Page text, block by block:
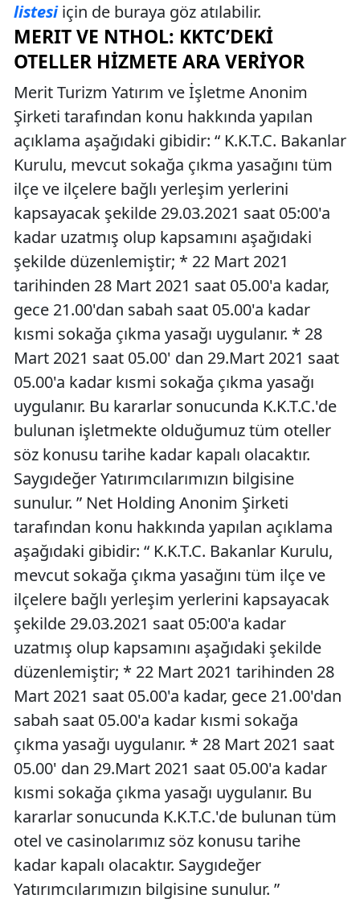
listesiiçin de buraya göz atılabilir.
MERIT VE NTHOL: KKTC’DEKI
OTELLER HIZMETE ARA VERIYOR
Merit Turizm Yatırım ve İşletme Anonim
Şirketi tarafından konu hakkında yapılan
açıklama aşağıdaki gibidir: “ K.K.T.C. Bakanlar
Kurulu, mevcut sokağa çıkma yasağını tüm
ilçe ve ilçelere bağlı yerleşim yerlerini
kapsayacak şekilde 29.03.2021 saat 05:00'a
kadar uzatmış olup kapsamını aşağıdaki
şekilde düzenlemiştir; * 22 Mart 2021
tarihinden 28 Mart 2021 saat 05.00'a kadar,
gece 21.00'dan sabah saat 05.00'a kadar
kısmi sokağa çıkma yasağı uygulanır. * 28
Mart 2021 saat 05.00' dan 29.Mart 2021 saat
05.00'a kadar kısmi sokağa çıkma yasağı
uygulanır. Bu kararlar sonucunda K.K.T.C.'de
bulunan işletmekte olduğumuz tüm oteller
söz konusu tarihe kadar kapalı olacaktır.
Saygıdeğer Yatırımcılarımızın bilgisine
sunulur. ” Net Holding Anonim Şirketi
tarafından konu hakkında yapılan açıklama
aşağıdaki gibidir: “ K.K.T.C. Bakanlar Kurulu,
mevcut sokağa çıkma yasağını tüm ilçe ve
ilçelere bağlı yerleşim yerlerini kapsayacak
şekilde 29.03.2021 saat 05:00'a kadar
uzatmış olup kapsamını aşağıdaki şekilde
düzenlemiştir; * 22 Mart 2021 tarihinden 28
Mart 2021 saat 05.00'a kadar, gece 21.00'dan
sabah saat 05.00'a kadar kısmi sokağa
çıkma yasağı uygulanır. * 28 Mart 2021 saat
05.00' dan 29.Mart 2021 saat 05.00'a kadar
kısmi sokağa çıkma yasağı uygulanır. Bu
kararlar sonucunda K.K.T.C.'de bulunan tüm
otel ve casinolarımız söz konusu tarihe
kadar kapalı olacaktır. Saygıdeğer
Yatırımcılarımızın bilgisine sunulur. ”